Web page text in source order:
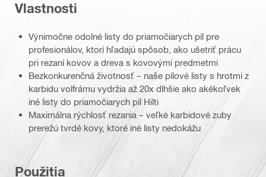
Vlastnosti
Výnimočne odolné listy do priamočiarych píl pre
profesionálov, ktorí hľadajú spôsob, ako ušetriť prácu
pri rezaní kovov a dreva s kovovými predmetmi
Bezkonkurenčná životnosť – naše pílové listy s hrotmi z
karbidu volfrámu vydržia až 20x dlhšie ako akékoľvek
iné listy do priamočiarych píl Hilti
Maximálna rýchlosť rezania – veľké karbidové zuby
prerežú tvrdé kovy, ktoré iné listy nedokážu
Použitia